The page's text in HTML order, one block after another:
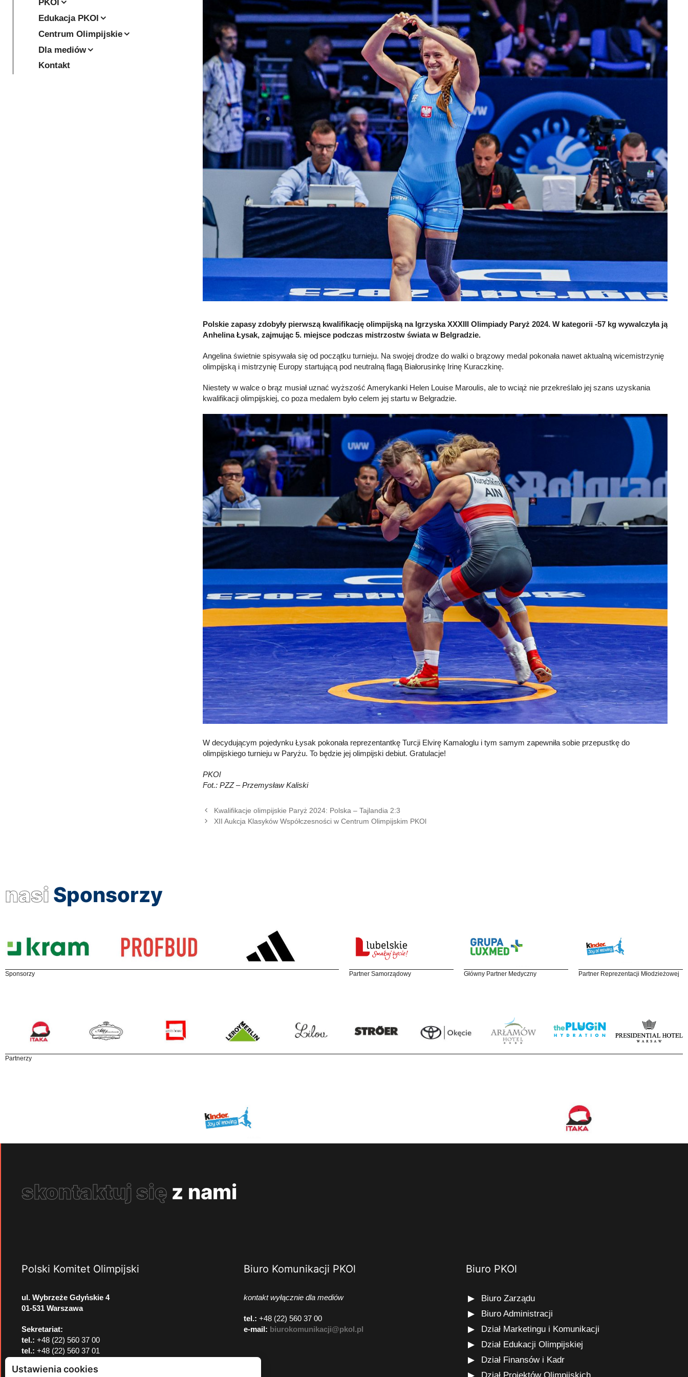
Polskie zapasy zdobyły pierwszą kwalifikację olimpijską na Igrzyska XXXIII Olimpiady Paryż 2024. W kategorii -57 kg wywalczyła ją
Anhelina Łysak, zajmując 5. miejsce podczas mistrzostw świata w Belgradzie.
Angelina świetnie spisywała się od początku turnieju. Na swojej drodze do walki o brązowy medal pokonała nawet aktualną wicemistrzynię
olimpijską i mistrzynię Europy startującą pod neutralną flagą Białorusinkę Irinę Kuraczkinę.
Niestety w walce o brąz musiał uznać wyższość Amerykanki Helen Louise Maroulis, ale to wciąż nie przekreślało jej szans uzyskania
kwalifikacji olimpijskiej, co poza medalem było celem jej startu w Belgradzie.
W decydującym pojedynku Łysak pokonała reprezentantkę Turcji Elvirę Kamaloglu i tym samym zapewniła sobie przepustkę do
olimpijskiego turnieju w Paryżu. To będzie jej olimpijski debiut. Gratulacje!
PKOl
Fot.: PZZ – Przemysław Kaliski
Kwalifikacje olimpijskie Paryż 2024: Polska – Tajlandia 2:3
XII Aukcja Klasyków Współczesności w Centrum Olimpijskim PKOl
PKOl
Edukacja PKOl
Centrum Olimpijskie
Dla mediów
Kontakt
nasi Sponsorzy
Sponsorzy Partner Samorządowy Główny Partner Medyczny Partner Reprezentacji Młodzieżowej
Partnerzy
skontaktuj się z nami
Polski Komitet Olimpijski
ul. Wybrzeże Gdyńskie 4
01-531 Warszawa
Sekretariat:
tel.: +48 (22) 560 37 00
tel.: +48 (22) 560 37 01
Biuro Komunikacji PKOl
kontakt wyłącznie dla mediów
tel.: +48 (22) 560 37 00
e-mail: biurokomunikacji@pkol.pl
Biuro PKOl
Biuro Zarządu
Biuro Administracji
Dział Marketingu i Komunikacji
Dział Edukacji Olimpijskiej
Dział Finansów i Kadr
Ustawienia cookies